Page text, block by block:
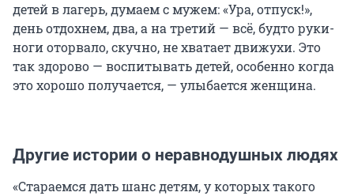
детей в лагерь, думаем с мужем: «Ура, отпуск!»,
день отдохнем, два, а на третий — всё, будто руки-
ноги оторвало, скучно, не хватает движухи. Это
так здорово — воспитывать детей, особенно когда
это хорошо получается, — улыбается женщина.
Другие истории о неравнодушных людях
«Стараемся дать шанс детям, у которых такого